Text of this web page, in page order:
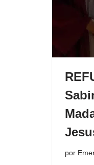
por